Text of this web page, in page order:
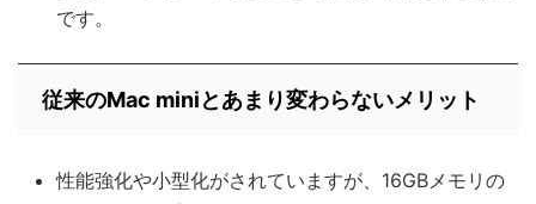
です。
従来のMac miniとあまり変わらないメリット
性能強化や小型化がされていますが、16GBメモリの